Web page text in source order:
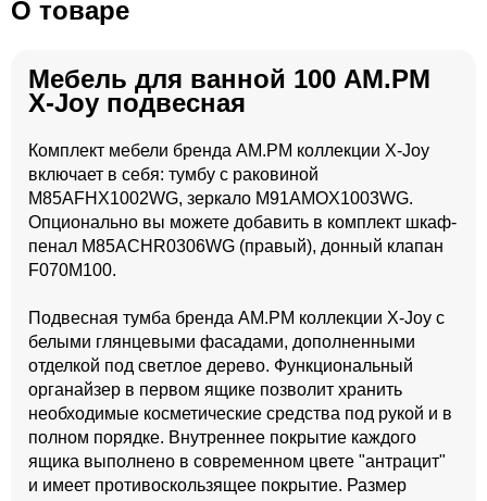
О товаре
Мебель для ванной 100 AM.PM
X-Joy подвесная
Комплект мебели бренда AM.PM коллекции X-Joy
включает в себя: тумбу с раковиной
M85AFHX1002WG, зеркало M91AMOX1003WG.
Опционально вы можете добавить в комплект шкаф-
пенал M85ACHR0306WG (правый), донный клапан
F070M100.
Подвесная тумба бренда AM.PM коллекции X-Joy с
белыми глянцевыми фасадами, дополненными
отделкой под светлое дерево. Функциональный
органайзер в первом ящике позволит хранить
необходимые косметические средства под рукой и в
полном порядке. Внутреннее покрытие каждого
ящика выполнено в современном цвете "антрацит"
и имеет противоскользящее покрытие.​ Размер